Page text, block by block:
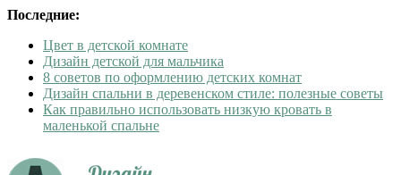
Последние:
Цвет в детской комнате
Дизайн детской для мальчика
8 советов по оформлению детских комнат
Дизайн спальни в деревенском стиле: полезные советы
Как правильно использовать низкую кровать в
маленькой спальне